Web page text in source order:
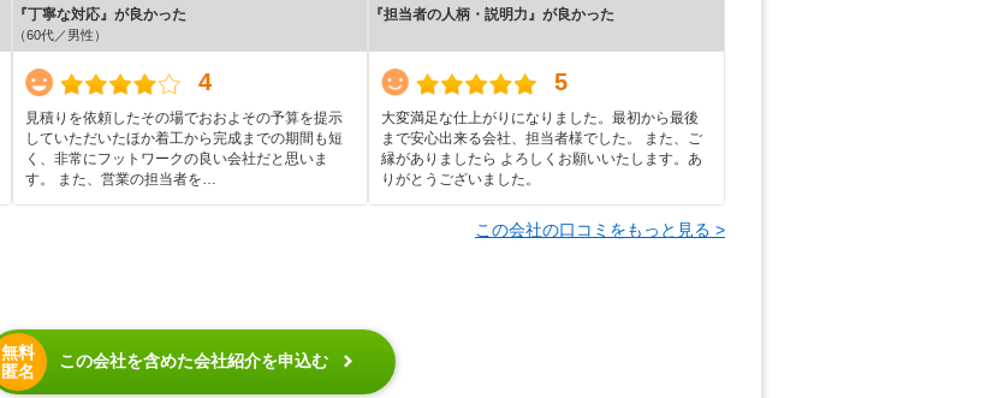
『丁寧な対応』が良かった
（60代／男性）
4
見積りを依頼したその場でおおよその予算を提示
していただいたほか着工から完成までの期間も短
く、非常にフットワークの良い会社だと思いま
す。 また、営業の担当者を…
『担当者の人柄・説明力』が良かった
5
大変満足な仕上がりになりました。最初から最後
まで安心出来る会社、担当者様でした。 また、ご
縁がありましたら よろしくお願いいたします。あ
りがとうございました。
この会社の口コミをもっと見る >
無料
匿名
この会社を含めた会社紹介を申込む